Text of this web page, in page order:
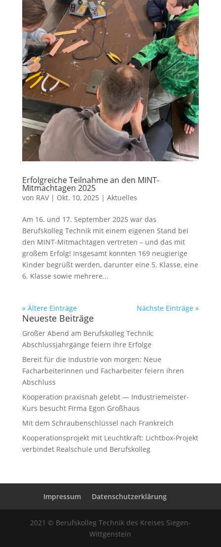
Erfolgreiche Teilnahme an den MINT-
Mitmachtagen 2025
von RAV| Okt. 10, 2025 | Aktuelles
Am 16. und 17. September 2025 war das
Berufskolleg Technik mit einem eigenen Stand bei
den MINT-Mitmachtagen vertreten – und das mit
großem Erfolg! Insgesamt konnten 169 neugierige
Kinder begrüßt werden, darunter eine 5. Klasse, eine
6. Klasse sowie mehrere...
« Ältere Einträge Nächste Einträge »
Neueste Beiträge
Großer Abend am Berufskolleg Technik:
Abschlussjahrgänge feiern ihre Erfolge
Bereit für die Industrie von morgen: Neue
Facharbeiterinnen und Facharbeiter feiern ihren
Abschluss
Kooperation praxisnah gelebt — Industriemeister-
Kurs besucht Firma Egon Großhaus
Mit dem Schraubenschlüssel nach Frankreich
Kooperationsprojekt mit Leuchtkraft: Lichtbox-Projekt
verbindet Realschule und Berufskolleg
Impressum Datenschutzerklärung
2021 © Berufskolleg Technik des Kreises Siegen-
Wittgenstein